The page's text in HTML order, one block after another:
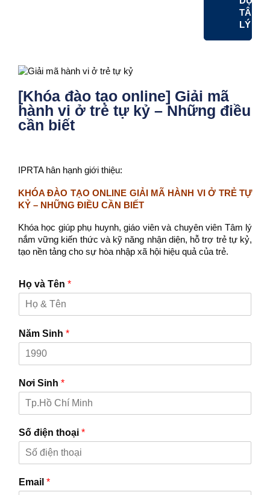
TÂM
LÝ
[Khóa đào tạo online] Giải mã
hành vi ở trẻ tự kỷ – Những điều
cần biết
IPRTA hân hạnh giới thiệu:
KHÓA ĐÀO TẠO ONLINE GIẢI MÃ HÀNH VI Ở TRẺ TỰ
KỶ – NHỮNG ĐIỀU CẦN BIẾT
Khóa học giúp phụ huynh, giáo viên và chuyên viên Tâm lý
nắm vững kiến thức và kỹ năng nhận diện, hỗ trợ trẻ tự kỷ,
tạo nền tảng cho sự hòa nhập xã hội hiệu quả của trẻ.
Họ và Tên *
Năm Sinh *
Nơi Sinh *
Số điện thoại *
Email *